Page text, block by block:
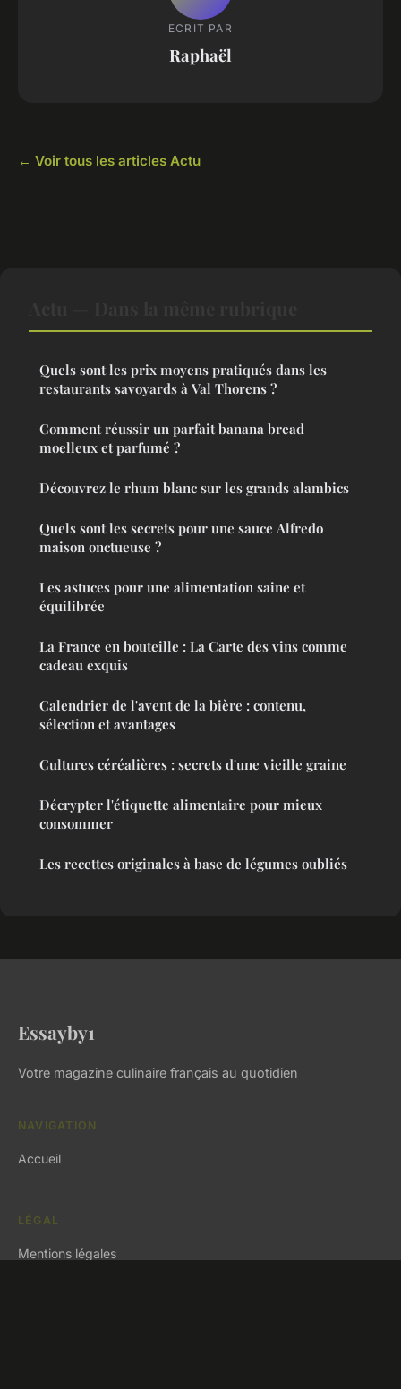
ECRIT PAR
Raphaël
← Voir tous les articles Actu
Quels sont les prix moyens pratiqués dans les
restaurants savoyards à Val Thorens ?
Comment réussir un parfait banana bread
moelleux et parfumé ?
Découvrez le rhum blanc sur les grands alambics
Quels sont les secrets pour une sauce Alfredo
maison onctueuse ?
Les astuces pour une alimentation saine et
équilibrée
La France en bouteille : La Carte des vins comme
cadeau exquis
Calendrier de l'avent de la bière : contenu,
sélection et avantages
Cultures céréalières : secrets d'une vieille graine
Décrypter l'étiquette alimentaire pour mieux
consommer
Les recettes originales à base de légumes oubliés
Essayby1
Votre magazine culinaire français au quotidien
NAVIGATION
Accueil
LÉGAL
Mentions légales